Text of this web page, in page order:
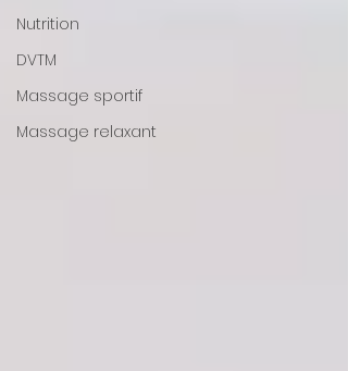
Nutrition
DVTM
Massage sportif
Massage relaxant